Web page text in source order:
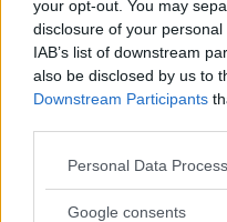
your opt-out. You may
disclosure of your
IAB’s list of downstream
also be disclosed by us to
Downstream Participants
Please note that this
not limited to your visit or
Personal Data
Google consents
legge contro
ancora
davvero
inizio di un
abbiamo